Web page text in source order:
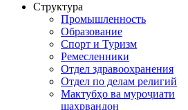
Структура
Промышленность
Образование
Спорт и Туризм
Ремесленники
Отдел здравоохранения
Отдел по делам религий
Мактубҳо ва муроҷиати
шаҳрвандон